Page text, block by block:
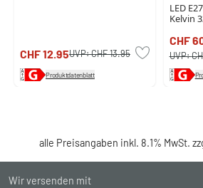
CHF 12.95UVP:CHF 13.95
Produktdatenblatt
LED
Kelvin
CHF
UVP:
alle Preisangaben inkl. 8.1% MwSt.
Wir versenden mit